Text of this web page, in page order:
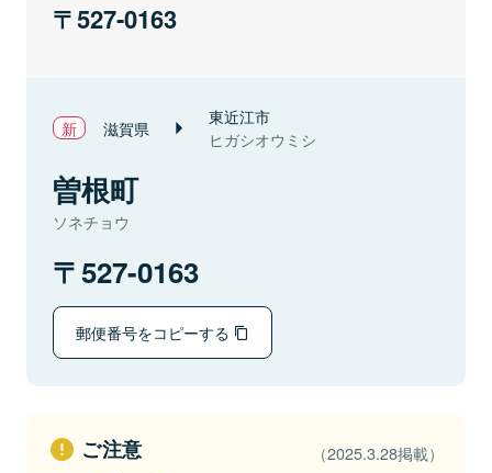
527-0163
滋賀県 東近江市
ヒガシオウミシ
曽根町
ソネチョウ
527-0163
郵便番号をコピーする
ご注意 （2025.3.28掲載）